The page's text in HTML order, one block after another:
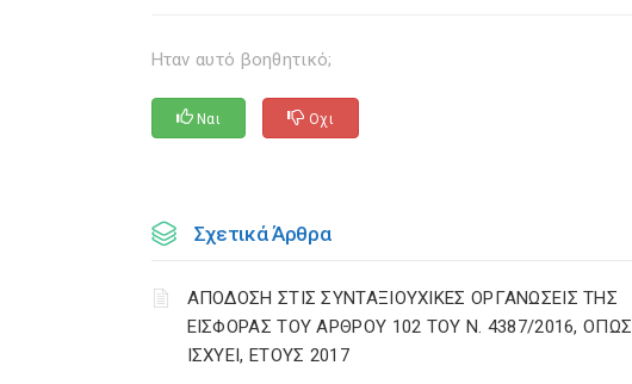
Ηταν αυτό βοηθητικό;
Ναι Οχι
Σχετικά Άρθρα
ΑΠΟΔΟΣΗ ΣΤΙΣ ΣΥΝΤΑΞΙΟΥΧΙΚΕΣ ΟΡΓΑΝΩΣΕΙΣ ΤΗΣ
ΕΙΣΦΟΡΑΣ ΤΟΥ ΑΡΘΡΟΥ 102 ΤΟΥ Ν. 4387/2016, ΟΠΩΣ
ΙΣΧΥΕΙ, ΕΤΟΥΣ 2017